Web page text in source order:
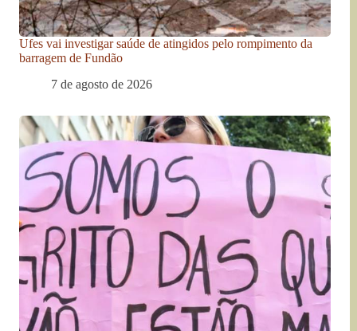
Ufes vai investigar saúde de atingidos pelo rompimento da
barragem de Fundão
7 de agosto de 2026